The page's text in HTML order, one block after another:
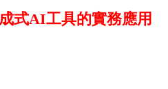
式AI工具的實務應用